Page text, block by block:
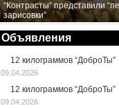
“Контрасты” представили
зарисовки”
Объявления
12 килограммов “ДоброТы”
09.04.2026
12 килограммов “ДоброТы”
09.04.2026